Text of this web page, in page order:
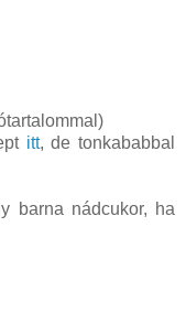
itt, de tonkababbal
barna nádcukor, ha